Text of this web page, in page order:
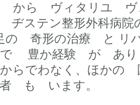
から ヴィタリユ ヴ
ステン整形外科病
の 奇形の治療 と リ
豊か経験 が あり
らでわなく、ほかの
も います。